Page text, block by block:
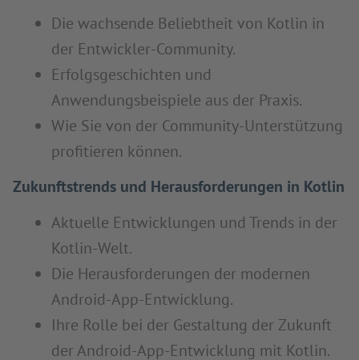
Die wachsende Beliebtheit von Kotlin in
der Entwickler-Community.
Erfolgsgeschichten und
Anwendungsbeispiele aus der Praxis.
Wie Sie von der Community-Unterstützung
profitieren können.
Zukunftstrends und Herausforderungen in Kotlin
Aktuelle Entwicklungen und Trends in der
Kotlin-Welt.
Die Herausforderungen der modernen
Android-App-Entwicklung.
Ihre Rolle bei der Gestaltung der Zukunft
der Android-App-Entwicklung mit Kotlin.